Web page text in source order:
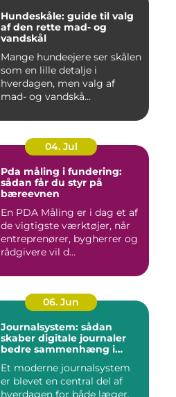
Hundeskåle: guide til valg
af den rette mad- og
vandskål
Mange hundeejere ser skålen
som en lille detalje i
hverdagen, men valg af
mad- og vandskå...
04. Jul
Pda måling i fundering:
sådan får du styr på
bæreevnen
En PDA Måling er i dag et af
de vigtigste værktøjer, når
entreprenører, bygherrer og
rådgivere vil d...
06. Jun
Journalsystem: sådan
skaber digitale journaler
bedre sammenhæng i
Et moderne journalsystem
er blevet en central del af
hverdagen for både læger,